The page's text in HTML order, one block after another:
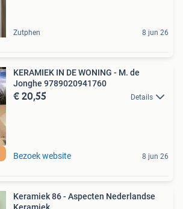
Zutphen 8 jun 26
KERAMIEK IN DE WONING - M. de
Jonghe 9789020941760
€ 20,55 Details
Bezoek website 8 jun 26
Keramiek 86 - Aspecten Nederlandse
Keramiek